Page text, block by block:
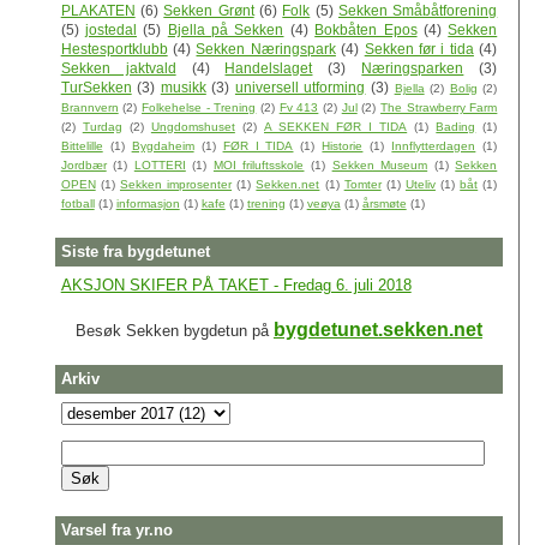
PLAKATEN (6) Sekken Grønt (6) Folk (5) Sekken Småbåtforening
(5) jostedal (5) Bjella på Sekken (4) Bokbåten Epos (4) Sekken
Hestesportklubb (4) Sekken Næringspark (4) Sekken før i tida (4)
Sekken jaktvald
(4) Handelslaget (3) Næringsparken
(3)
TurSekken (3) musikk (3) universell utforming (3) Bjella (2) Bolig (2)
Brannvern (2) Folkehelse - Trening (2) Fv 413 (2) Jul (2) The Strawberry Farm
(2) Turdag (2) Ungdomshuset (2) A SEKKEN FØR I TIDA (1) Bading
(1)
Bittelille
(1) Bygdaheim (1) FØR I TIDA (1) Historie (1) Innflytterdagen
(1)
Jordbær (1) LOTTERI (1) MOI friluftsskole (1) Sekken Museum (1) Sekken
OPEN (1) Sekken improsenter (1) Sekken.net (1) Tomter (1) Uteliv (1) båt (1)
fotball (1) informasjon (1) kafe (1) trening (1) veøya (1) årsmøte (1)
Siste fra bygdetunet
AKSJON SKIFER PÅ TAKET - Fredag 6. juli 2018
Besøk Sekken bygdetun på bygdetunet.sekken.net
Arkiv
Varsel fra yr.no